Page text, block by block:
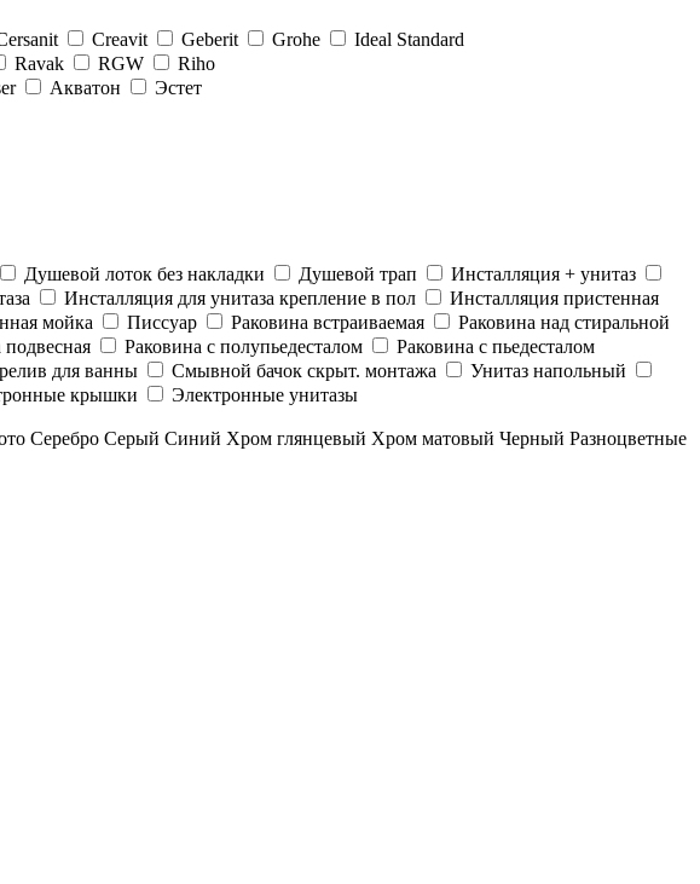
Creavit Geberit Grohe
Ideal Standard
Ravak RGW
Riho
Акватон
Эстет
Душевой лоток без накладки Душевой трап
Инсталляция + унитаз
Инсталляция для унитаза крепление в пол
Инсталляция пристенная
мойка Писсуар Раковина встраиваемая
Раковина над стиральной
Раковина с полупьедесталом
Раковина с пьедесталом
для ванны Смывной бачок скрыт. монтажа
Унитаз напольный
крышки
Электронные унитазы
Серебро Серый Синий Хром глянцевый Хром матовый Черный Разноцветные